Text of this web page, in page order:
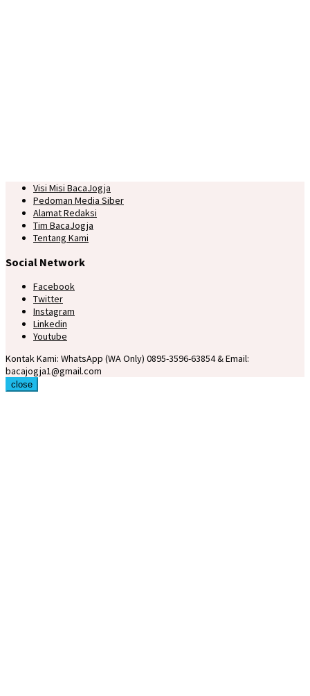
Visi Misi BacaJogja
Pedoman Media Siber
Alamat Redaksi
Tim BacaJogja
Tentang Kami
Social Network
Facebook
Twitter
Instagram
Linkedin
Youtube
Kontak Kami: WhatsApp (WA Only) 0895-3596-63854 & Email:
bacajogja1@gmail.com
close